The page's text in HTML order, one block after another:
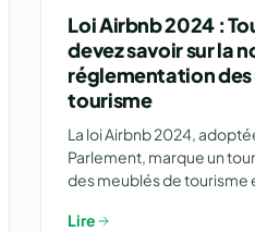
Loi Airbnb 2024 :
devez savoir sur la
réglementation des
tourisme
La loi Airbnb 2024,
Parlement, marque un
des meublés de tourisme
Lire